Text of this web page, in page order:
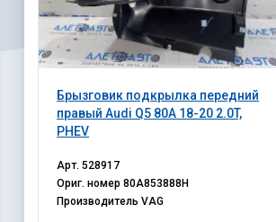
Брызговик подкрылка передний
правый Audi Q5 80A 18-20 2.0T,
PHEV
Арт.528917
Ориг. номер80A853888H
ПроизводительVAG